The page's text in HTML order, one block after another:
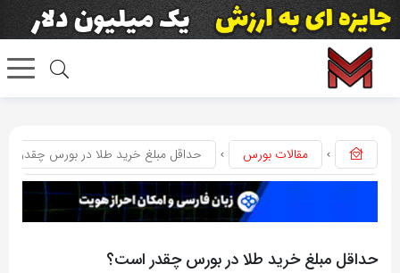
مقالات بورس حداقل مبلغ خرید طلا در بورس چقدر
حداقل مبلغ خرید طلا در بورس چقدر است؟